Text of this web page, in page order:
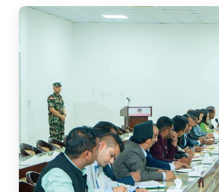
७ मधेशका विभिन्न जिल्लामा निकालियो सद्भाव